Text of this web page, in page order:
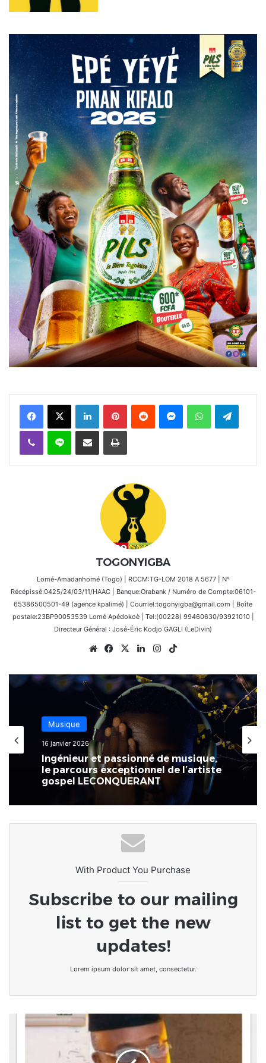
FacebookX Linkedin PinterestReddit MessengerWhatsAppTelegram
Viber Ligne Partager par email Imprimer
TOGONYIGBA
Lomé-Amadanhomé (Togo) | RCCM:TG-LOM 2018 A 5677 | N°
Récépissé:0425/24/03/11/HAAC | Banque:Orabank / Numéro de Compte:06101-
65386500501-49 (agence kpalimé) | Courriel:togonyigba@gmail.com | Boîte
postale:23BP90053539 Lomé Apédokoè | Tel:(00228) 99460630/93921010 |
Directeur Général : José-Éric Kodjo GAGLI (LeDivin)
WebsiteFacebook
X LinkedinInstagram
Musique
16 janvier 2026
Ingénieur et passionné de musique,
le parcours exceptionnel de l’artiste
gospel LECONQUERANT
With Product You Purchase
Subscribe to our mailing
list to get the new
updates!
Lorem ipsum dolor sit amet, consectetur.
[Tribune]